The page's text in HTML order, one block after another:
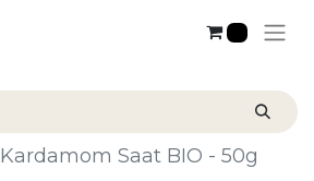
Kardamom Saat BIO - 50g